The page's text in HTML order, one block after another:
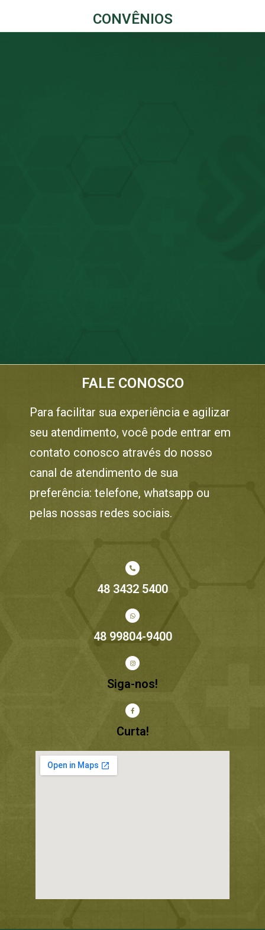
CONVÊNIOS
FALE CONOSCO
Para facilitar sua experiência e agilizar
seu atendimento, você pode entrar em
contato conosco através do nosso
canal de atendimento de sua
preferência: telefone, whatsapp ou
pelas nossas redes sociais.
48 3432 5400
48 99804-9400
Siga-nos!
Curta!